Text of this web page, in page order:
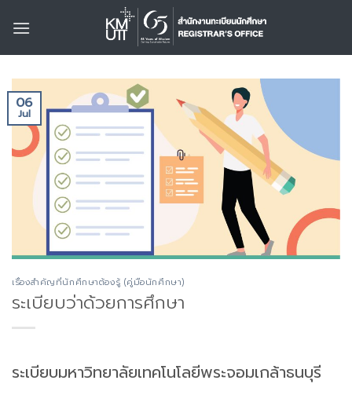
06
Jul
เรื่องสำคัญที่นักศึกษาต้องรู้ (คู่มือนักศึกษา)
ระเบียบว่าด้วยการศึกษา
ระเบียบมหาวิทยาลัยเทคโนโลยีพระจอมเกล้าธนบุรี